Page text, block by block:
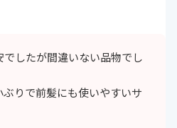
したが間違いない品物でし
りで前髪にも使いやすいサ